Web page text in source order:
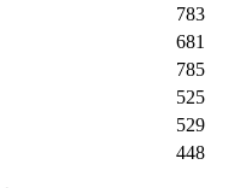
783
681
785
525
529
448